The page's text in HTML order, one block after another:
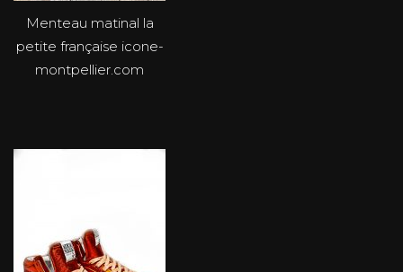
Menteau matinal la
petite française icone-
montpellier.com